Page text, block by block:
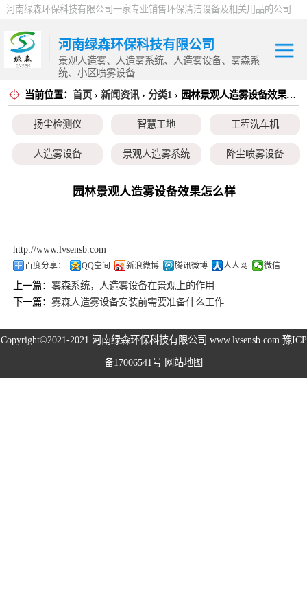
河南绿森环保科技有限公司一家专业销售环保清洁设备及相关用品的公司，产品包括：音乐喷泉、雾森系统、人造雾设备、景观人造雾、人造雾系统、小区喷雾设备、高压喷雾降尘设备、料仓喷雾除尘系统、喷雾降温加湿设备、郑州喷雾消毒设备，等八大系列上百个品种。
河南绿森环保科技有限公司
景观人造雾、人造雾系统、人造雾设备、雾森系
统、小区喷雾设备
当前位置： 首页 › 新闻资讯› 分类1 › 园林景观人造雾设备效果怎么样
扬尘检测仪 智慧工地 工程洗车机
人造雾设备 景观人造雾系统 降尘喷雾设备
小区喷雾设备 高空除尘雾桩 广场音乐喷泉
园林景观人造雾设备效果怎么样
http://www.lvsensb.com
百度分享： QQ空间 新浪微博 腾讯微博 人人网 微信
上一篇：雾森系统，人造雾设备在景观上的作用
下一篇：雾森人造雾设备安装前需要准备什么工作
Copyright©2021-2021 河南绿森环保科技有限公司 www.lvsensb.com 豫ICP
备17006541号 网站地图
扬尘检测仪
智慧工地
降尘喷雾设备
小区喷雾设备
高空除尘雾桩